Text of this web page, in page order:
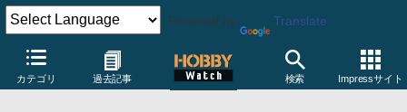
Powered by Translate
カテゴリ 過去記事 検索 Impressサイト